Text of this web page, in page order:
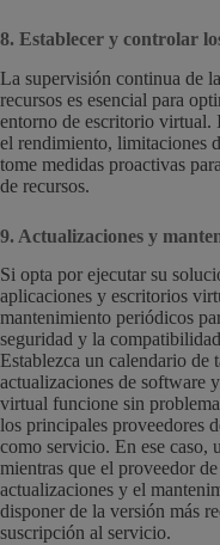
8. Establecer y controlar
La supervisión continua de
recursos es esencial para
entorno de escritorio virtual.
el rendimiento, limitaciones
tome medidas proactivas
de recursos.
9. Actualizaciones y
Si opta por ejecutar su
aplicaciones y escritorios
mantenimiento periódicos
seguridad y la
Establezca un calendario de
actualizaciones de software
virtual funcione sin
los principales proveedores
como servicio. En ese caso,
mientras que el proveedor
actualizaciones y el
disponer de la versión más
suscripción al servicio.